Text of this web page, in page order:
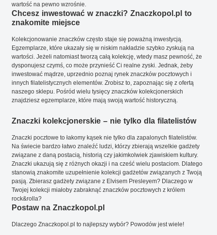
wartość na pewno wzrośnie.
Chcesz inwestować w znaczki? Znaczkopol.pl to
znakomite miejsce
Kolekcjonowanie znaczków często staje się poważną inwestycją.
Egzemplarze, które ukazały się w niskim nakładzie szybko zyskują na
wartości. Jeżeli natomiast tworzą całą kolekcję, wtedy masz pewność, że
dysponujesz czymś, co może przynieść Ci realne zyski. Jednak, żeby
inwestować mądrze, uprzednio poznaj rynek znaczków pocztowych i
innych filatelistycznych elementów. Zrobisz to, zapoznając się z ofertą
naszego sklepu. Pośród wielu tysięcy znaczków kolekcjonerskich
znajdziesz egzemplarze, które mają swoją wartość historyczną.
Znaczki kolekcjonerskie – nie tylko dla filatelistów
Znaczki pocztowe to łakomy kąsek nie tylko dla zapalonych filatelistów.
Na świecie bardzo łatwo znaleźć ludzi, którzy zbierają wszelkie gadżety
związane z daną postacią, historią czy jakimkolwiek zjawiskiem kultury.
Znaczki ukazują się z różnych okazji i na cześć wielu postaciom. Dlatego
stanowią znakomite uzupełnienie kolekcji gadżetów związanych z Twoją
pasją. Zbierasz gadżety związane z Elvisem Presleyem? Dlaczego w
Twojej kolekcji miałoby zabraknąć znaczków pocztowych z królem
rock&rolla?
Postaw na Znaczkopol.pl
Dlaczego Znaczkopol.pl to najlepszy wybór? Powodów jest wiele!